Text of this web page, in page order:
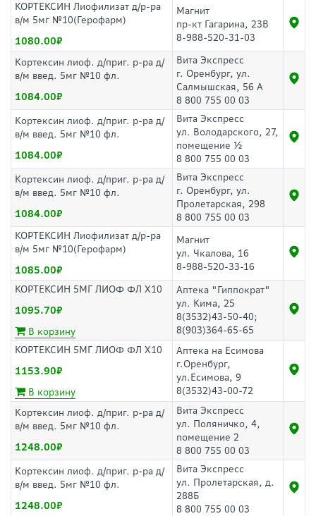
КОРТЕКСИН Лиофилизат д/р-ра
в/м 5мг №10(Герофарм)
1080.00
Магнит
пр-кт Гагарина, 23В
8-988-520-31-03
Кортексин лиоф. д/приг. р-ра д/
в/м введ. 5мг №10 фл.
1084.00
Вита Экспресс
г. Оренбург, ул.
Салмышская, 56 А
8 800 755 00 03
Кортексин лиоф. д/приг. р-ра д/
в/м введ. 5мг №10 фл.
1084.00
Вита Экспресс
ул. Володарского, 27,
помещение ½
8 800 755 00 03
Кортексин лиоф. д/приг. р-ра д/
в/м введ. 5мг №10 фл.
1084.00
Вита Экспресс
г. Оренбург, ул.
Пролетарская, 298
8 800 755 00 03
КОРТЕКСИН Лиофилизат д/р-ра
в/м 5мг №10(Герофарм)
1085.00
Магнит
ул. Чкалова, 16
8-988-520-33-16
КОРТЕКСИН 5МГ ЛИОФ ФЛ Х10
1095.70
В корзину
Аптека "Гиппократ"
ул. Кима, 25
8(3532)43-50-40;
8(903)364-65-65
КОРТЕКСИН 5МГ ЛИОФ ФЛ Х10
1153.90
В корзину
Аптека на Есимова
г.Оренбург,
ул.Есимова, 9
8(3532)43-00-72
Кортексин лиоф. д/приг. р-ра д/
в/м введ. 5мг №10 фл.
1248.00
Вита Экспресс
ул. Поляничко, 4,
помещение 2
8 800 755 00 03
Кортексин лиоф. д/приг. р-ра д/
в/м введ. 5мг №10 фл.
1248.00
Вита Экспресс
ул. Пролетарская, д.
288Б
8 800 755 00 03